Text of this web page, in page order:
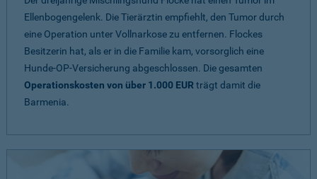
Ellenbogengelenk. Die Tierärztin empfiehlt, den Tumor durch
eine Operation unter Vollnarkose zu entfernen. Flockes
Besitzerin hat, als er in die Familie kam, vorsorglich eine
Hunde-OP-Versicherung abgeschlossen. Die gesamten
Operationskosten von über 1.000 EUR trägt damit die
Barmenia.